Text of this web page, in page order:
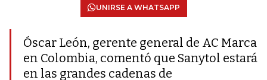
UNIRSE A WHATSAPP
Óscar León, gerente general de AC Marca
en Colombia, comentó que Sanytol estará
en las grandes cadenas de